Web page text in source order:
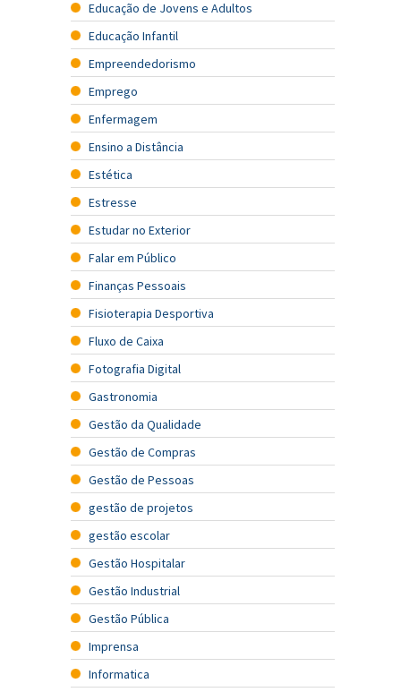
Educação de Jovens e Adultos
Educação Infantil
Empreendedorismo
Emprego
Enfermagem
Ensino a Distância
Estética
Estresse
Estudar no Exterior
Falar em Público
Finanças Pessoais
Fisioterapia Desportiva
Fluxo de Caixa
Fotografia Digital
Gastronomia
Gestão da Qualidade
Gestão de Compras
Gestão de Pessoas
gestão de projetos
gestão escolar
Gestão Hospitalar
Gestão Industrial
Gestão Pública
Imprensa
Informatica